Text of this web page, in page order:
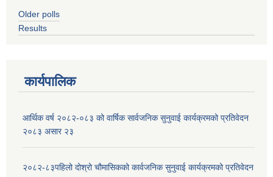
Older polls
Results
कार्यपालिक
आर्थिक वर्ष २०८२-०८३ को वार्षिक सार्वजनिक सुनुवाई कार्यक्रमको प्रतिवेदन
२०८३ असार २३
२०८२-८३पहिलो दोश्रो चौमासिकको कार्वजनिक सुनुवाई कार्यक्रमको प्रतिवेदन